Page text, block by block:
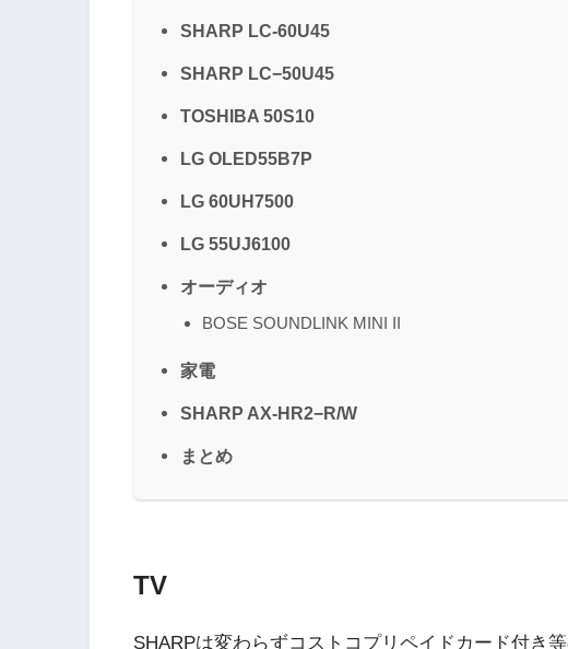
SHARP LC-60U45
SHARP LC−50U45
TOSHIBA 50S10
LG OLED55B7P
LG 60UH7500
LG 55UJ6100
オーディオ
BOSE SOUNDLINK MINI II
家電
SHARP AX-HR2−R/W
まとめ
TV
SHARPは変わらずコストコプリペイドカード付き